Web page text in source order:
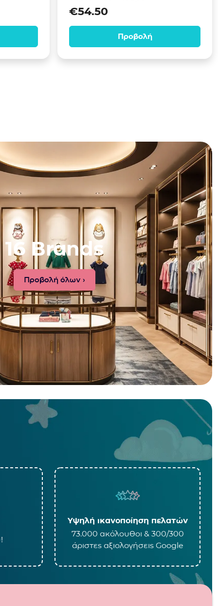
€54.50
Προβολή
16 Brands
Προβολή όλων ›
Υψηλή ικανοποίηση πελατών
73.000 ακόλουθοι & 300/300
άριστες αξιολογήσεις Google